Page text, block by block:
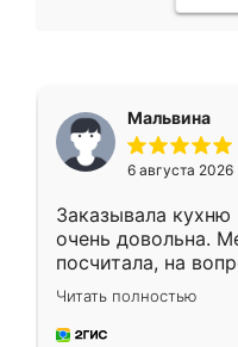
Мальвина
6 августа 2026
Заказывала кухню
очень довольна.
посчитала, на
Замерщик приехал
делу со всей
за день, ребята
Читать полностью